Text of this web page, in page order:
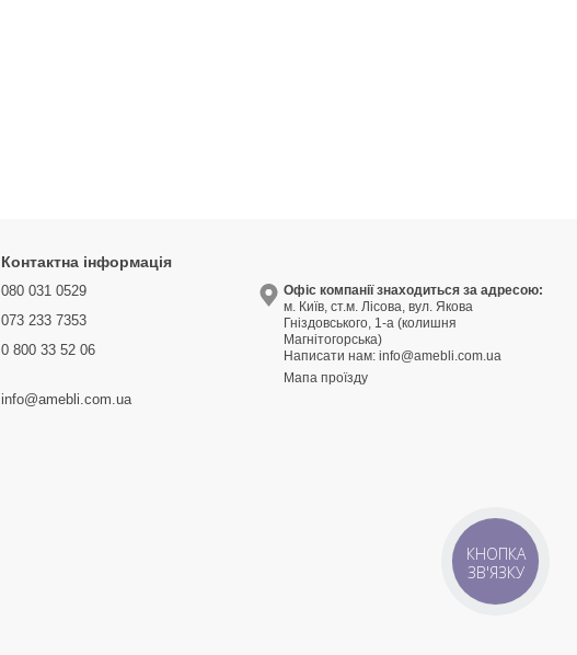
Контактна інформація
080 031 0529
073 233 7353
0 800 33 52 06
info@amebli.com.ua
Офіс компанії знаходиться за адресою:
м. Київ, ст.м. Лісова, вул. Якова
Гніздовського, 1-а (колишня
Магнітогорська)
Написати нам:info@amebli.com.ua
Мапа проїзду
КНОПКА
ЗВ'ЯЗКУ